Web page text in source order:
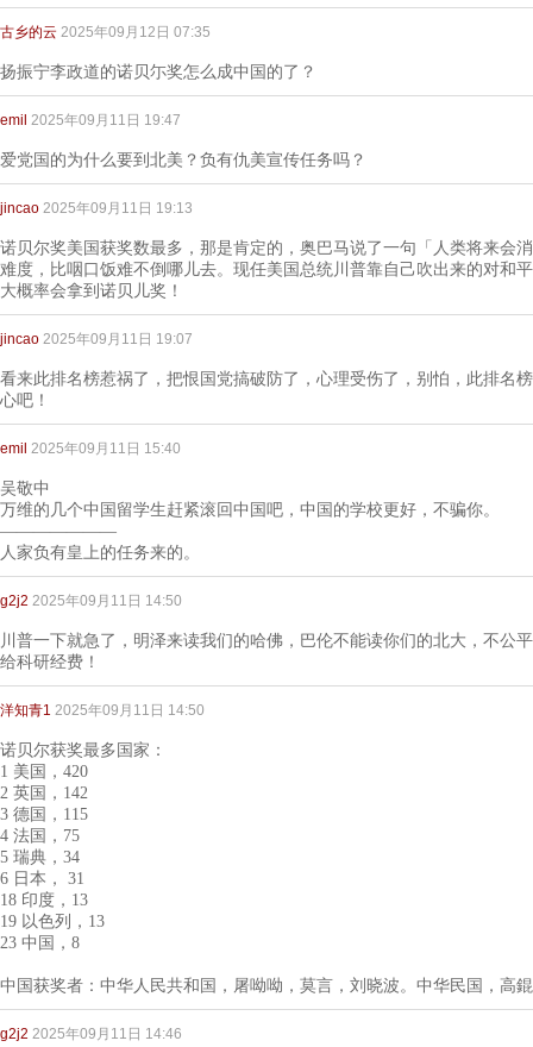
古乡的云 2025年09月12日 07:35
扬振宁李政道的诺贝尓奖怎么成中国的了？
emil 2025年09月11日 19:47
爱党国的为什么要到北美？负有仇美宣传任务吗？
jincao 2025年09月11日 19:13
诺贝尔奖美国获奖数最多，那是肯定的，奥巴马说了一句「人类将来会
难度，比咽口饭难不倒哪儿去。现任美国总统川普靠自己吹出来的对和
大概率会拿到诺贝儿奖！
jincao 2025年09月11日 19:07
看来此排名榜惹祸了，把恨国党搞破防了，心理受伤了，别怕，此排名
心吧！
emil 2025年09月11日 15:40
吴敬中
万维的几个中国留学生赶紧滚回中国吧，中国的学校更好，不骗你。
———————
人家负有皇上的任务来的。
g2j2 2025年09月11日 14:50
川普一下就急了，明泽来读我们的哈佛，巴伦不能读你们的北大，不公
给科研经费！
洋知青1 2025年09月11日 14:50
诺贝尔获奖最多国家：
1 美国，420
2 英国，142
3 德国，115
4 法国，75
5 瑞典，34
6 日本， 31
18 印度，13
19 以色列，13
23 中国，8
中国获奖者：中华人民共和国，屠呦呦，莫言，刘晓波。中华民国，高
g2j2 2025年09月11日 14:46